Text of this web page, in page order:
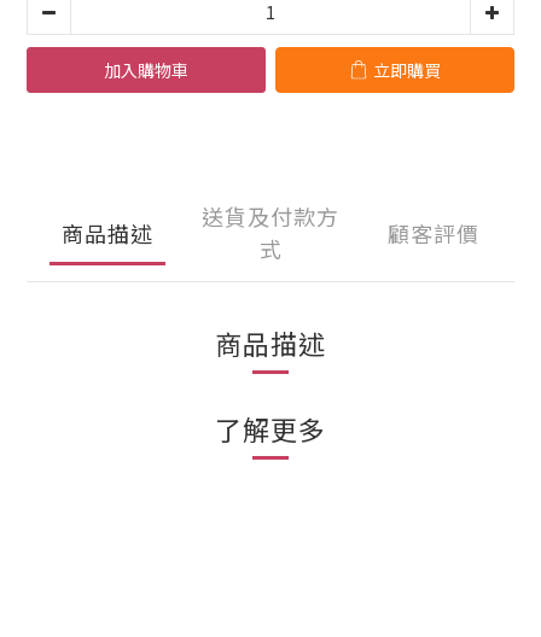
加入購物車 立即購買
商品描述
送貨及付款方
式
顧客評價
商品描述
了解更多